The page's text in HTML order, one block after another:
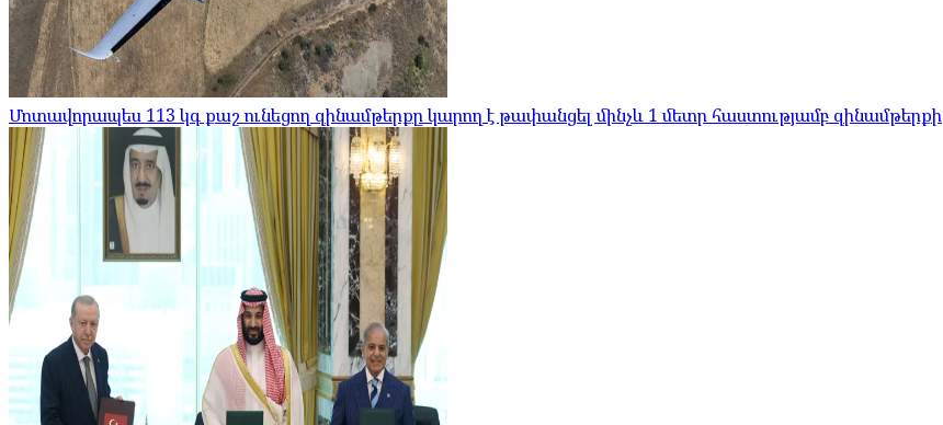
Մոտավորապես 113 կգ քաշ ունեցող զինամթերքը կարող է թափանցել մինչև 1 մետր հաստությամբ զինամթերքի